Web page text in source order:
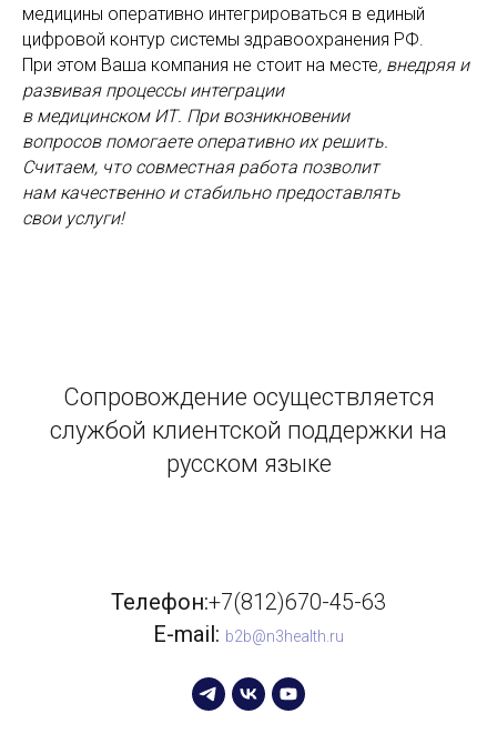
медицины оперативно интегрироваться в единый
цифровой контур системы здравоохранения РФ.
При этом Ваша компания не стоит на месте, внедряя и
развивая процессы интеграции
в медицинском ИТ. При возникновении
вопросов помогаете оперативно их решить.
Считаем, что совместная работа позволит
нам качественно и стабильно предоставлять
свои услуги!
Сопровождение осуществляется
службой клиентской поддержки на
русском языке
Телефон:+7(812)670-45-63
E-mail: b2b@n3health.ru